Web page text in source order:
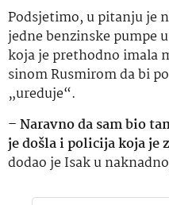
Podsjetimo, u pitanju je
jedne benzinske pumpe
koja je prethodno imala
sinom Rusmirom da bi
„ureduje“.
– Naravno da sam bio
je došla i policija koja je
dodao je Isak u